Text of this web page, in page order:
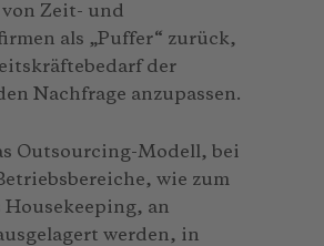
Zeit- und
als „Puffer“ zurück,
der
Nachfrage anzupassen.
Outsourcing-Modell, bei
wie zum
Housekeeping, an
werden, in